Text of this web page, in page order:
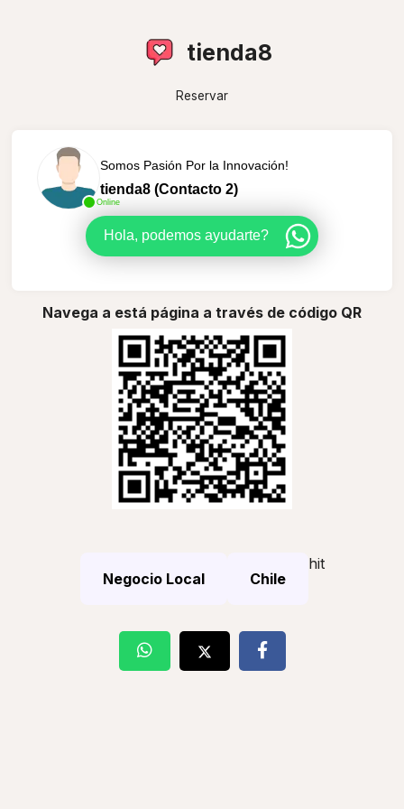
tienda8
Reservar
Online
Somos Pasión Por la Innovación!
tienda8 (Contacto 2)
Hola, podemos ayudarte?
Navega a está página a través de código QR
Negocio Local Chile
hit